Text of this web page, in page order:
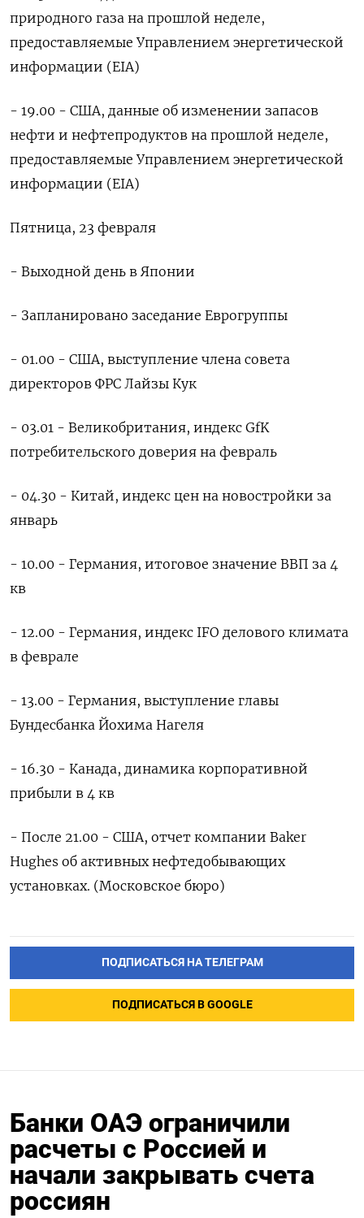
природного газа на прошлой неделе,
предоставляемые Управлением энергетической
информации (EIA)
- 19.00 - США, данные об изменении запасов
нефти и нефтепродуктов на прошлой неделе,
предоставляемые Управлением энергетической
информации (EIA)
Пятница, 23 февраля
- Выходной день в Японии
- Запланировано заседание Еврогруппы
- 01.00 - США, выступление члена совета
директоров ФРС Лайзы Кук
- 03.01 - Великобритания, индекс GfK
потребительского доверия на февраль
- 04.30 - Китай, индекс цен на новостройки за
январь
- 10.00 - Германия, итоговое значение ВВП за 4
кв
- 12.00 - Германия, индекс IFO делового климата
в феврале
- 13.00 - Германия, выступление главы
Бундесбанка Йохима Нагеля
- 16.30 - Канада, динамика корпоративной
прибыли в 4 кв
- После 21.00 - США, отчет компании Baker
Hughes об активных нефтедобывающих
установках. (Московское бюро)
ПОДПИСАТЬСЯ НА ТЕЛЕГРАМ
ПОДПИСАТЬСЯ В GOOGLE
Банки ОАЭ ограничили
расчеты с Россией и
начали закрывать счета
россиян